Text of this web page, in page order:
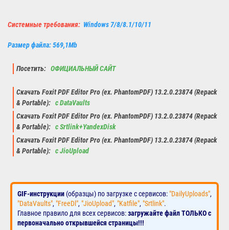
Системные требования: Windows 7/8/8.1/10/11
Размер файла: 569,1Mb
Посетить: ОФИЦИАЛЬНЫЙ САЙТ
Скачать Foxit PDF Editor Pro (ex. PhantomPDF) 13.2.0.23874 (Repack
& Portable): с DataVaults
Скачать Foxit PDF Editor Pro (ex. PhantomPDF) 13.2.0.23874 (Repack
& Portable): с Srtlink+YandexDisk
Скачать Foxit PDF Editor Pro (ex. PhantomPDF) 13.2.0.23874 (Repack
& Portable): с JioUpload
GIF-инструкции (образцы) по загрузке с сервисов: "DailyUploads",
"DataVaults", "FreeDl", "JioUpload", "Katfile", "Srtlink".
Главное правило для всех сервисов:загружайте файл ТОЛЬКО с
первоначально открывшейся страницы!!!